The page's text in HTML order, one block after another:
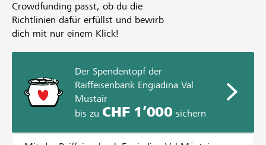
Crowdfunding passt, ob du die
Richtlinien dafür erfüllst und bewirb
dich mit nur einem Klick!
Der Spendentopf der
Raiffeisenbank Engiadina Val
Müstair
bis zu CHF 1’000sichern